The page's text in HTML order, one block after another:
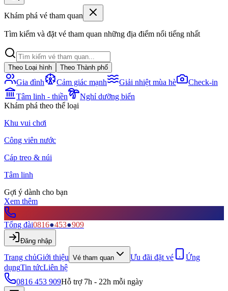
Khám phá vé tham quan
Tìm kiếm và đặt vé tham quan những địa điểm nổi tiếng nhất
Theo Loại hình Theo Thành phố
Gia đình Cảm giác mạnh Giải nhiệt mùa hè
Check-in
Tâm linh - thiền
Nghỉ dưỡng biển
Khám phá theo thể loại
Khu vui chơi
Công viên nước
Cáp treo & núi
Tâm linh
Gợi ý dành cho bạn
Xem thêm
Tổng đài0816●453●909
Đăng nhập
Trang chủGiới thiệu Vé tham quan Ưu đãi đặt vé
Ứng
dụngTin tứcLiên hệ
0816 453 909Hỗ trợ 7h - 22h mỗi ngày